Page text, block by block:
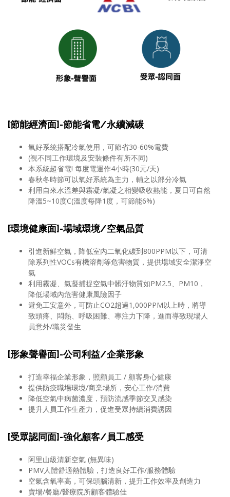
[節能經濟面]-節能省電/永續減碳
氧好系統搭配冷氣使用，可節省30-60%電費
(視不同工作環境及安裝條件有所不同)
本系統超省電! 每度電運作4小時(30元/天)
春秋冬時節可以氧好系統為主力，輔之以部分冷氣
利用自來水溫差與霧凝/氣凝之相變吸收熱能，夏日可自然
降溫5~10度C(溫度每降1度，可節能6%)
[環境健康面]-場域環境/空氣品質
引進新鮮空氣，降低室內二氧化碳到800PPM以下，可清
除系列性VOCs有機溶劑等危害物質，提供場域安全潔淨空
氣
利用霧凝、氣凝捕捉空氣中髒汙物質如PM2.5、PM10，
降低場域內危害健康風險因子
避免工安意外，可防止CO2超過1,000PPM以上時，將導
致頭疼、悶熱、呼吸困難、專注力下降，進而導致現場人
員意外/職災發生
[形象聲譽面]-公司利益/企業形象
打造幸福企業形象，照顧員工 / 顧客身心健康
提供防疫職場環境/商業場所，安心工作/消費
降低空氣中病菌濃度，預防流感季節交叉感染
提升人員工作生產力，促進受眾持續消費誘因
[受眾認同面]-強化顧客/員工感受
阿里山級清新空氣 (無異味)
PMV人體舒適熱體驗，打造良好工作/服務體驗
空氣含氧率高，可保頭腦清新，提升工作效率及創造力
賣場/餐廳/醫療院所顧客體驗佳